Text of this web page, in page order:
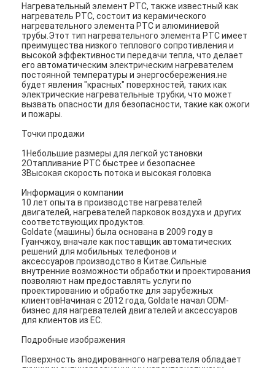
Нагревательный элемент PTC, также известный как
нагреватель PTC, состоит из керамического
нагревательного элемента PTC и алюминиевой
трубы.Этот тип нагревательного элемента PTC имеет
преимущества низкого теплового сопротивления и
высокой эффективности передачи тепла, что делает
его автоматическим электрическим нагревателем
постоянной температуры и энергосбережения.не
будет явления "красных" поверхностей, таких как
электрические нагревательные трубки, что может
вызвать опасности для безопасности, такие как ожоги
и пожары.
Точки продажи
1Небольшие размеры для легкой установки
2Отапливание PTC быстрее и безопаснее
3Высокая скорость потока и высокая головка
Информация о компании
10 лет опыта в производстве нагревателей
двигателей, нагревателей парковок воздуха и других
соответствующих продуктов.
Goldate (машины) была основана в 2009 году в
Гуанчжоу, вначале как поставщик автоматических
решений для мобильных телефонов и
аксессуаров.производство в Китае.Сильные
внутренние возможности обработки и проектирования
позволяют нам предоставлять услуги по
проектированию и обработке для зарубежных
клиентовНачиная с 2012 года, Goldate начал ODM-
бизнес для нагревателей двигателей и аксессуаров
для клиентов из ЕС.
Подробные изображения
Поверхность анодированного нагревателя обладает